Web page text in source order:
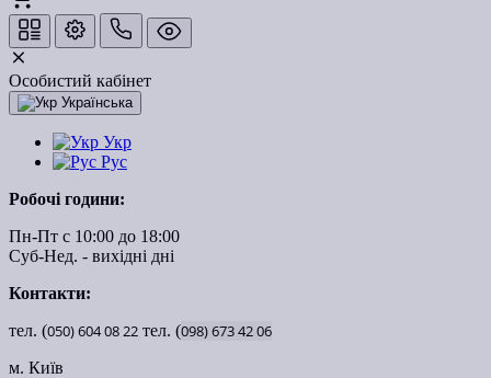
Особистий кабінет
Українська
Укр
Рус
Робочі години:
Пн-Пт с 10:00 до 18:00
Суб-Нед. - вихідні дні
Контакти:
тел. (050)6040822 тел. (098)6734206
м. Київ